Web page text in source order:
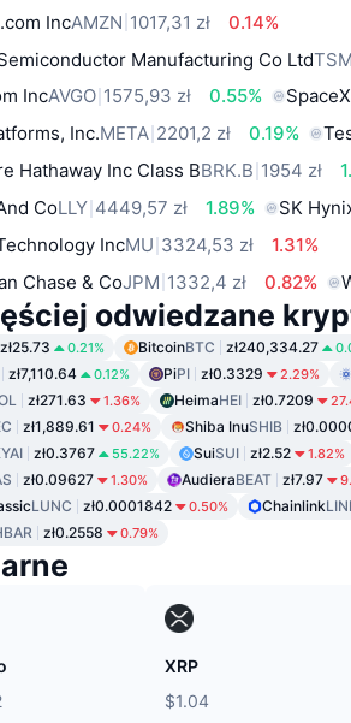
IncAMZN 1017,31 zł
0.14%
Manufacturing Co LtdTSM
IncAVGO 1575,93 zł 0.55% SpaceX
Inc.META 2201,2 zł 0.19%
Hathaway Inc Class BBRK.B 1954 zł
CoLLY 4449,57 zł 1.89% SK
IncMU 3324,53 zł
1.31%
Chase & CoJPM 1332,4 zł 0.82%
odwiedzane
zł25.73 0.21% BitcoinBTC zł240,334.27
zł7,110.64 0.12% PiPI zł0.3329 2.29%
zł271.63 1.36% HeimaHEI zł0.7209
zł1,889.61 0.24% Shiba InuSHIB
zł0.3767 55.22% SuiSUI zł2.52 1.82%
zł0.09627 1.30% AudieraBEAT zł7.97
LUNC zł0.0001842 0.50% Chainlink
zł0.2558 0.79%
XRP
$1.04